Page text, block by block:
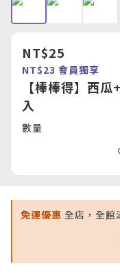
NT$25
NT$23 會員獨享
【棒棒得】西
入
數量
免運優惠 全店，全館